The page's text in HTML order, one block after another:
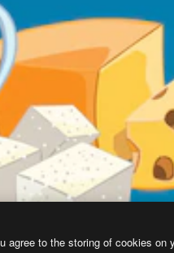
agree to the storing of cookies on